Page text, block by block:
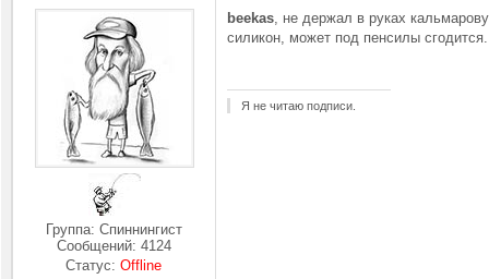
Группа: Спиннингист
Сообщений: 4124
Статус:Offline
beekas, не держал в руках
силикон, может под пенсилы
Я не читаю подписи.